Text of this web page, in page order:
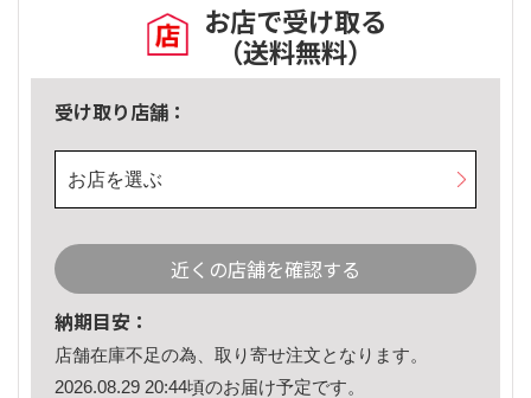
お店で受け取る
（送料無料）
受け取り店舗：
お店を選ぶ
近くの店舗を確認する
納期目安：
店舗在庫不足の為、取り寄せ注文となります。
2026.08.29 20:44頃のお届け予定です。